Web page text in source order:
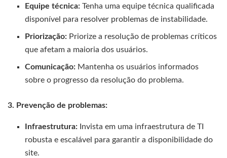
Equipe técnica: Tenha uma equipe técnica qualificada
disponível para resolver problemas de instabilidade.
Priorização: Priorize a resolução de problemas críticos
que afetam a maioria dos usuários.
Comunicação: Mantenha os usuários informados
sobre o progresso da resolução do problema.
3. Prevenção de problemas:
Infraestrutura: Invista em uma infraestrutura de TI
robusta e escalável para garantir a disponibilidade do
site.